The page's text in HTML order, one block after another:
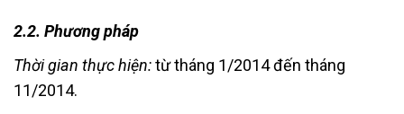
2.2. Phương pháp
Thời gian thực hiện:từ tháng 1/2014 đến tháng
11/2014.